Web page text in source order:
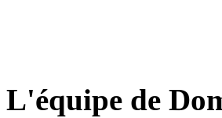
L'équipe de